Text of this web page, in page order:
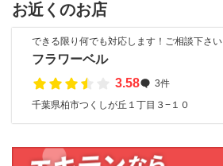
お近くのお店
できる限り何でも対応します！ご相談下さい
フラワーベル
3.58
3件
千葉県柏市つくしが丘１丁目３−１０